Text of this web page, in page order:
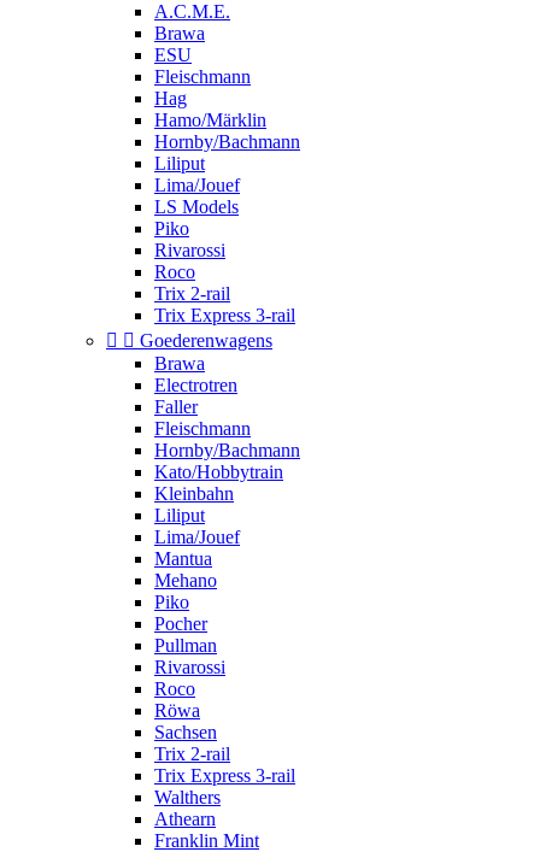
A.C.M.E.
Brawa
ESU
Fleischmann
Hag
Hamo/Märklin
Hornby/Bachmann
Liliput
Lima/Jouef
LS Models
Piko
Rivarossi
Roco
Trix 2-rail
Trix Express 3-rail
  Goederenwagens
Brawa
Electrotren
Faller
Fleischmann
Hornby/Bachmann
Kato/Hobbytrain
Kleinbahn
Liliput
Lima/Jouef
Mantua
Mehano
Piko
Pocher
Pullman
Rivarossi
Roco
Röwa
Sachsen
Trix 2-rail
Trix Express 3-rail
Walthers
Athearn
Franklin Mint